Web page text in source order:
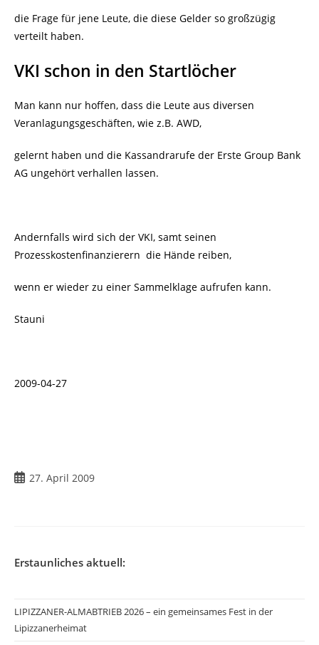
die Frage für jene Leute, die diese Gelder so großzügig
verteilt haben.
VKI schon in den Startlöcher
Man kann nur hoffen, dass die Leute aus diversen
Veranlagungsgeschäften, wie z.B. AWD,
gelernt haben und die Kassandrarufe der Erste Group Bank
AG ungehört verhallen lassen.
Andernfalls wird sich der VKI, samt seinen
Prozesskostenfinanzierern die Hände reiben,
wenn er wieder zu einer Sammelklage aufrufen kann.
Stauni
2009-04-27
Beitrag27. April 2009
Erstaunliches aktuell:
LIPIZZANER-ALMABTRIEB 2026 – ein gemeinsames Fest in der
Lipizzanerheimat